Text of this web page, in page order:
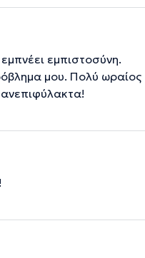
εμπιστοσύνη.
μου. Πολύ ωραίος